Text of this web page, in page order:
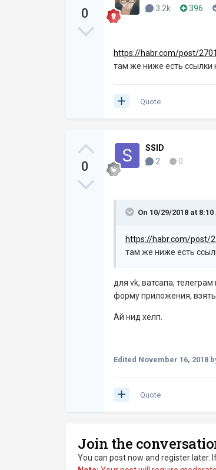
0
3.2k
396
https://habr.com/post/
там же ниже есть ссылки
Quote
0
SSID
2
0
On 10/29/2018 at 8:10
https://habr.com/post/
там же ниже есть
для vk, ватсапа,
форму приложения, взять
Ай нид хелп.
Edited November 16, 2018
Quote
Join the
You can post now and register later.